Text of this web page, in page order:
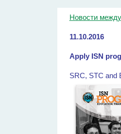
Новости
11.10.2016
Apply ISN
SRC, STC and